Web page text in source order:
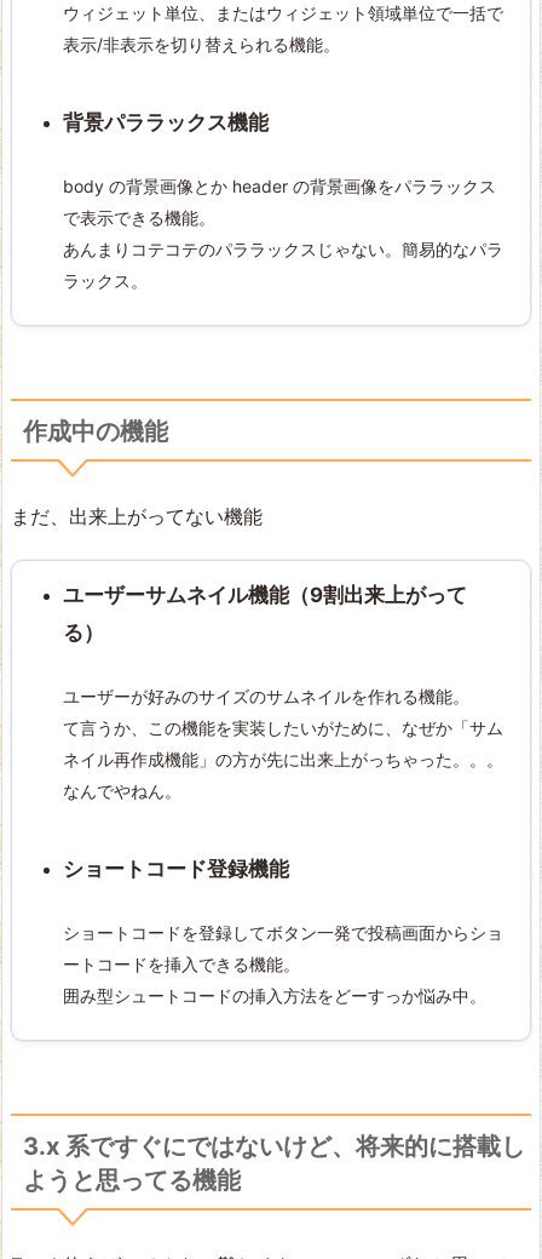
ウィジェット単位、またはウィジェット領域単位で一括で
表示/非表示を切り替えられる機能。
背景パララックス機能
body の背景画像とか header の背景画像をパララックス
で表示できる機能。
あんまりコテコテのパララックスじゃない。簡易的なパラ
ラックス。
作成中の機能
まだ、出来上がってない機能
ユーザーサムネイル機能（9割出来上がって
る）
ユーザーが好みのサイズのサムネイルを作れる機能。
て言うか、この機能を実装したいがために、なぜか「サム
ネイル再作成機能」の方が先に出来上がっちゃった。。。
なんでやねん。
ショートコード登録機能
ショートコードを登録してボタン一発で投稿画面からショ
ートコードを挿入できる機能。
囲み型シュートコードの挿入方法をどーすっか悩み中。
3.x 系ですぐにではないけど、将来的に搭載し
ようと思ってる機能